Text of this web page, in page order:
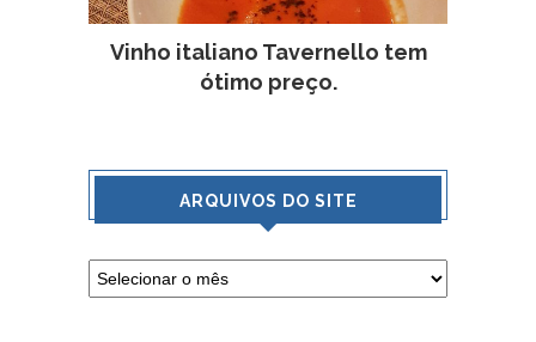
Vinho italiano Tavernello tem
ótimo preço.
ARQUIVOS DO SITE